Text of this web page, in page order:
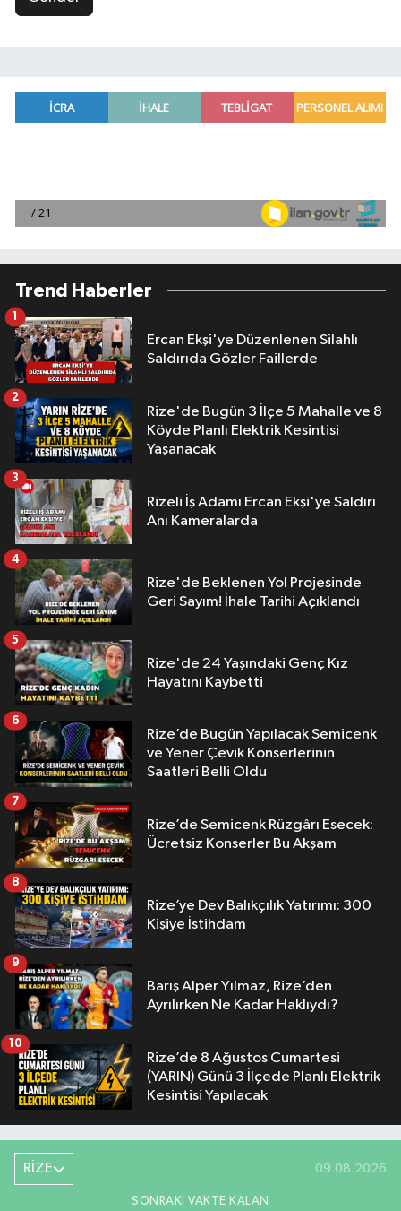
Trend Haberler
Ercan Ekşi'ye Düzenlenen Silahlı
Saldırıda Gözler Faillerde
1
Rize'de Bugün 3 İlçe 5 Mahalle ve 8
Köyde Planlı Elektrik Kesintisi
Yaşanacak
2
Rizeli İş Adamı Ercan Ekşi'ye Saldırı
Anı Kameralarda
3
Rize'de Beklenen Yol Projesinde
Geri Sayım! İhale Tarihi Açıklandı
4
Rize'de 24 Yaşındaki Genç Kız
Hayatını Kaybetti
5
Rize’de Bugün Yapılacak Semicenk
ve Yener Çevik Konserlerinin
Saatleri Belli Oldu
6
Rize’de Semicenk Rüzgârı Esecek:
Ücretsiz Konserler Bu Akşam
7
Rize’ye Dev Balıkçılık Yatırımı: 300
Kişiye İstihdam
8
Barış Alper Yılmaz, Rize’den
Ayrılırken Ne Kadar Haklıydı?
9
Rize’de 8 Ağustos Cumartesi
(YARIN) Günü 3 İlçede Planlı Elektrik
Kesintisi Yapılacak
10
RİZE 09.08.2026
SONRAKI VAKTE KALAN